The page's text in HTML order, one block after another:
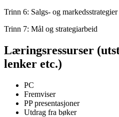
Trinn 6: Salgs- og markedsstrategier
Trinn 7: Mål og strategiarbeid
Læringsressurser
lenker etc.)
PC
Fremviser
PP presentasjoner
Utdrag fra bøker